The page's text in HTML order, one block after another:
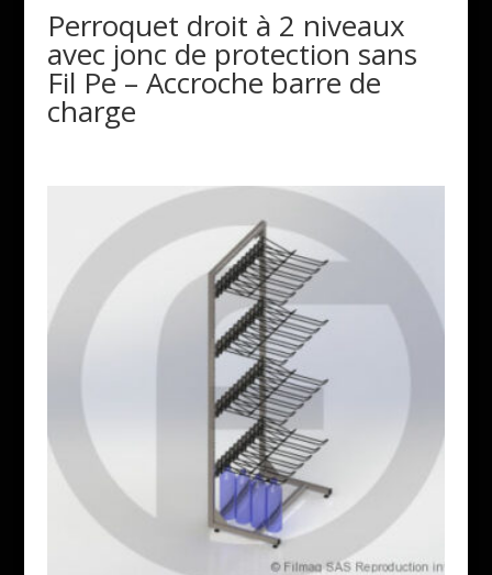
Perroquet droit à 2 niveaux
avec jonc de protection sans
Fil Pe – Accroche barre de
charge